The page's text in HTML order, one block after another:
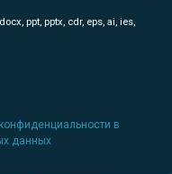
ppt, pptx, cdr, eps, ai, ies,
в
данных